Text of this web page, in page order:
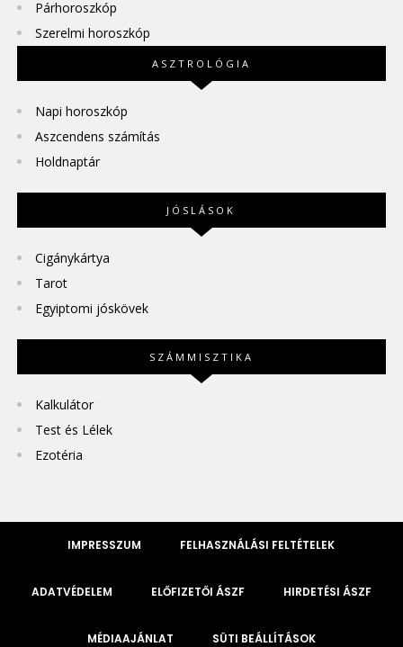
Párhoroszkóp
Szerelmi horoszkóp
ASZTROLÓGIA
Napi horoszkóp
Aszcendens számítás
Holdnaptár
JÓSLÁSOK
Cigánykártya
Tarot
Egyiptomi jóskövek
SZÁMMISZTIKA
Kalkulátor
Test és Lélek
Ezotéria
IMPRESSZUM FELHASZNÁLÁSI FELTÉTELEK
ADATVÉDELEM ELŐFIZETŐI ÁSZF HIRDETÉSI ÁSZF
MÉDIAAJÁNLAT SÜTI BEÁLLÍTÁSOK